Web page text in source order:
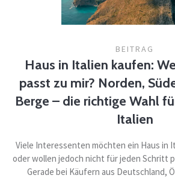
BEITRAG
Haus in Italien kaufen:
passt zu mir? Norden,
Berge – die richtige Wahl
Italien
Viele Interessenten möchten ein Haus in
oder wollen jedoch nicht für jeden Schritt
Gerade bei Käufern aus Deutschland,